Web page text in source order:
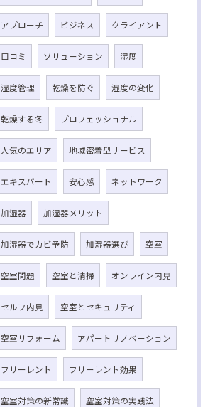
アプローチ ビジネス クライアント
口コミ ソリューション 湿度
湿度管理 乾燥を防ぐ 湿度の変化
乾燥する冬 プロフェッショナル
人気のエリア 地域密着型サービス
エキスパート 安心感 ネットワーク
加湿器 加湿器メリット
加湿器でカビ予防 加湿器選び 空室
空室問題 空室と清掃 オンライン内見
セルフ内見 空室とセキュリティ
空室リフォーム アパートリノベーション
フリーレント フリーレント効果
空室対策の新常識 空室対策の実践法